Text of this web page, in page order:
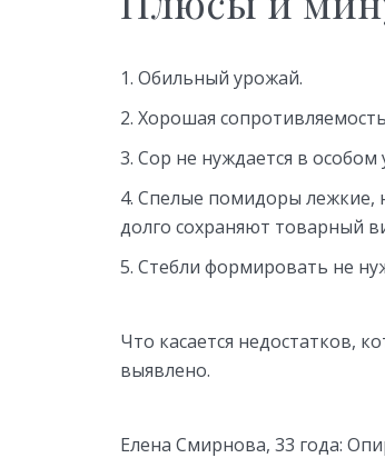
Обильный урожай.
Хорошая
Сор не нуждается в особом
Спелые помидоры лежкие,
долго сохраняют товарный
Стебли формировать не
Что касается недостатков,
выявлено.
Елена Смирнова, 33 года: